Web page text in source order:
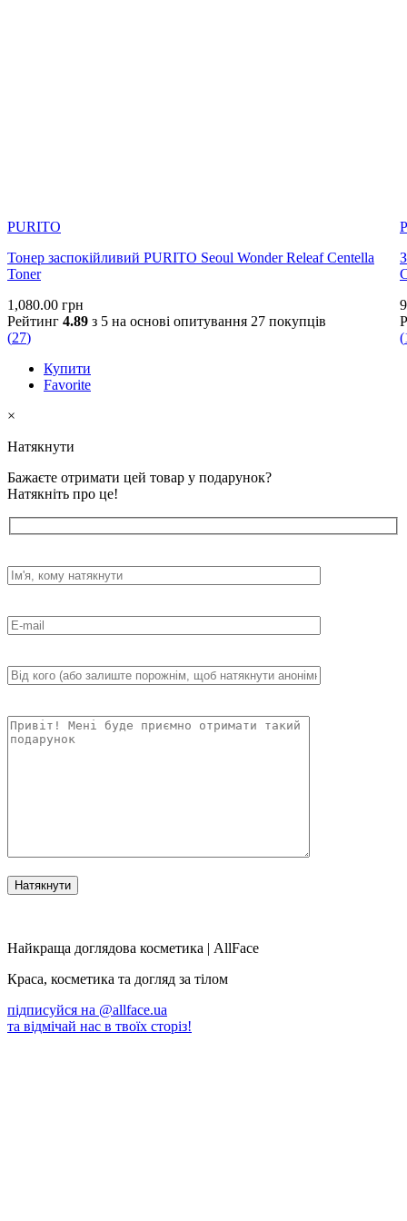
PURITO
Тонер заспокійливий PURITO Seoul Wonder Releaf Centella
Toner
1,080.00 грн
Рейтинг 4.89 з 5 на основі опитування 27 покупців
(27)
Купити
Favorite
(
×
Натякнути
Бажаєте отримати цей товар у подарунок?
Натякніть про це!
Найкраща доглядова косметика | AllFace
Краса, косметика та догляд за тілом
підписуйся на @allface.ua
та відмічай нас в твоїх сторіз!